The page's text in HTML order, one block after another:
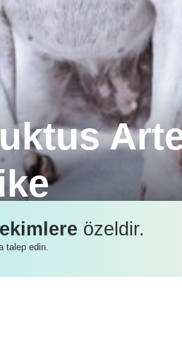
kalp defektlerinden biri
edilebilir.
özeldir.
talep edin.